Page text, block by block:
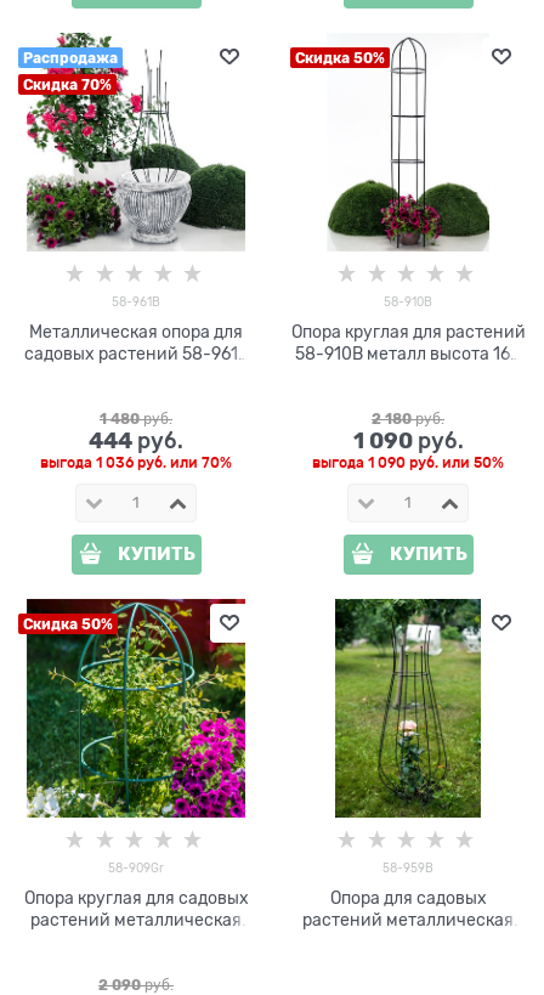
Распродажа
Скидка 70%
58-961B
Металлическая опора для
садовых растений 58-961B
1 480 руб.
444 руб.
выгода 1 036 руб. или 70%
КУПИТЬ
Скидка 50%
58-910B
Опора круглая для растений
58-910B металл высота 164
2 180 руб.
1 090 руб.
выгода 1 090 руб. или 50%
КУПИТЬ
Скидка 50%
58-909Gr
Опора круглая для садовых
растений металлическая
2 090 руб.
58-959B
Опора для садовых
растений металлическая